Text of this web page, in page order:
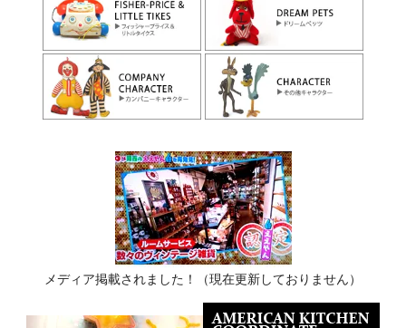
メディア掲載されました！（現在更新しておりません）